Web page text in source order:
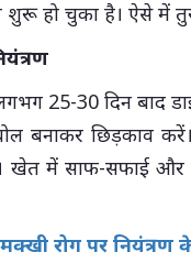
शुरू हो चुका है। ऐसे में
25-30 दिन बाद
घोल बनाकर छिड़काव
खेत में साफ-सफाई और
रोग पर नियंत्रण